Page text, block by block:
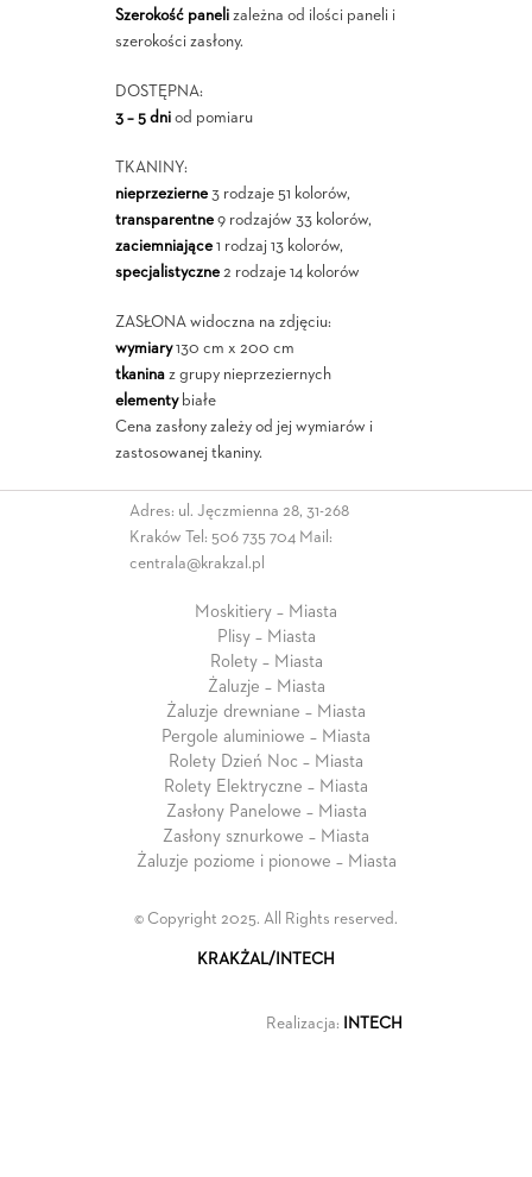
Szerokość panelizależna od ilości paneli i
szerokości zasłony.
DOSTĘPNA:
3 – 5 dniod pomiaru
TKANINY:
nieprzezierne3 rodzaje 51 kolorów,
transparentne9 rodzajów 33 kolorów,
zaciemniające1 rodzaj 13 kolorów,
specjalistyczne2 rodzaje 14 kolorów
ZASŁONA widoczna na zdjęciu:
wymiary130 cm x 200 cm
tkaninaz grupy nieprzeziernych
elementybiałe
Cena zasłony zależy od jej wymiarów i
zastosowanej tkaniny.
Adres: ul. Jęczmienna 28, 31-268
Kraków Tel: 506 735 704 Mail:
centrala@krakzal.pl
Moskitiery – Miasta
Plisy – Miasta
Rolety – Miasta
Żaluzje – Miasta
Żaluzje drewniane – Miasta
Pergole aluminiowe – Miasta
Rolety Dzień Noc – Miasta
Rolety Elektryczne – Miasta
Zasłony Panelowe – Miasta
Zasłony sznurkowe – Miasta
Żaluzje poziome i pionowe – Miasta
© Copyright 2025. All Rights reserved.
KRAKŻAL/INTECH
Realizacja: INTECH